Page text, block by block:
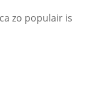
zo populair is